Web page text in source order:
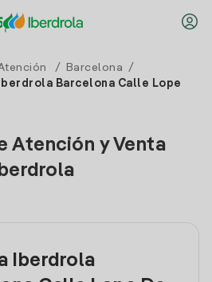
/ Barcelona
/
Barcelona Calle Lope
Atención y Venta
Iberdrola